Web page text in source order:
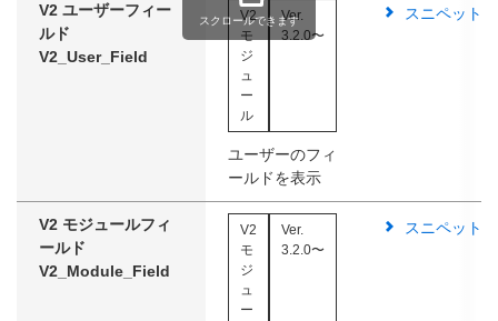
V2 ユーザーフィー
ルド
V2_User_Field
V2
モ
ジ
ュ
ー
ル
Ver.
3.2.0〜
ユーザーのフィ
ールドを表示
スニペット
V2 モジュールフィ
ールド
V2_Module_Field
V2
モ
ジ
ュ
ー
Ver.
3.2.0〜
スニペット
スクロールできます